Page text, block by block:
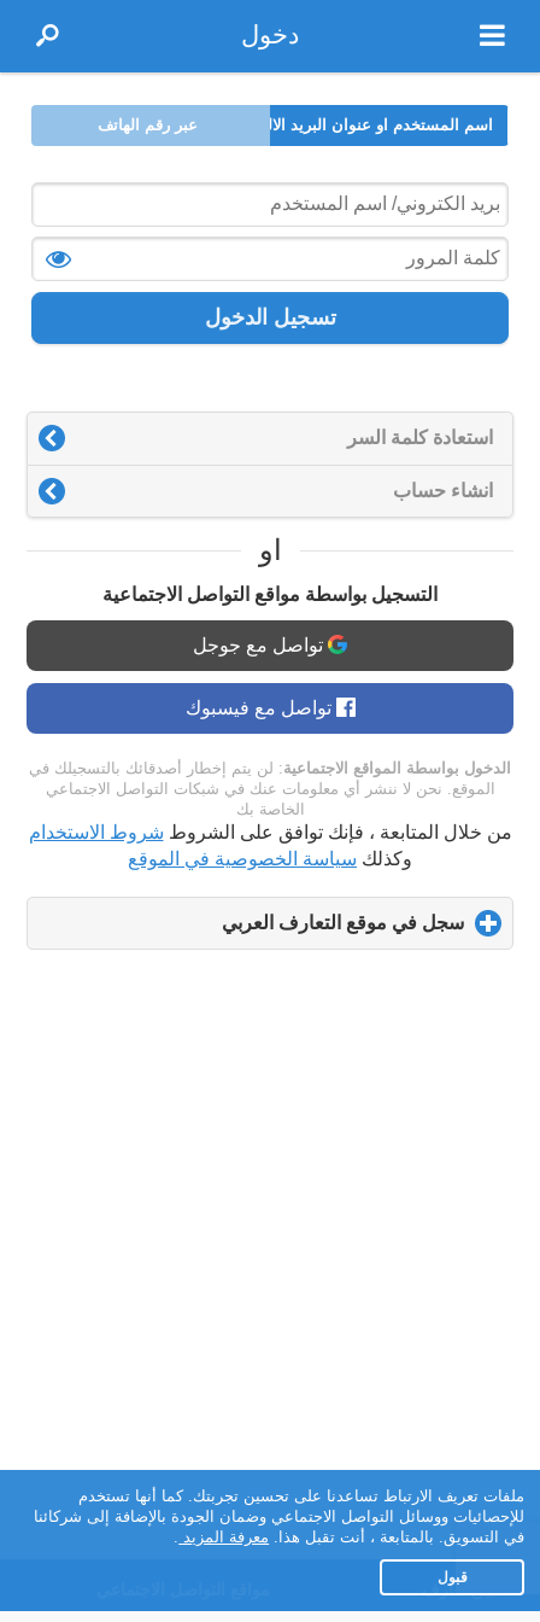
دخول
اسم المستخدم او عنوان البريد الالكتروني عبر رقم الهاتف
تسجيل الدخول
استعادة كلمة السر
انشاء حساب
او
التسجيل بواسطة مواقع التواصل الاجتماعية
تواصل مع جوجل
تواصل مع فيسبوك
الدخول بواسطة المواقع الاجتماعية: لن يتم إخطار أصدقائك بالتسجيلك في
الموقع. نحن لا ننشر أي معلومات عنك في شبكات التواصل الاجتماعي
الخاصة بك
من خلال المتابعة ، فإنك توافق على الشروط شروط الاستخدام
وكذلك سياسة الخصوصية في الموقع
سجل في موقع التعارف العربي
to
تطبيق تعارف
ملفات تعريف الارتباط تساعدنا على تحسين تجربتك. كما أنها تستخدم
للإحصائيات ووسائل التواصل الاجتماعي وضمان الجودة بالإضافة إلى شركائنا
في التسويق. بالمتابعة ، أنت تقبل هذا. معرفة المزيد .
قبول